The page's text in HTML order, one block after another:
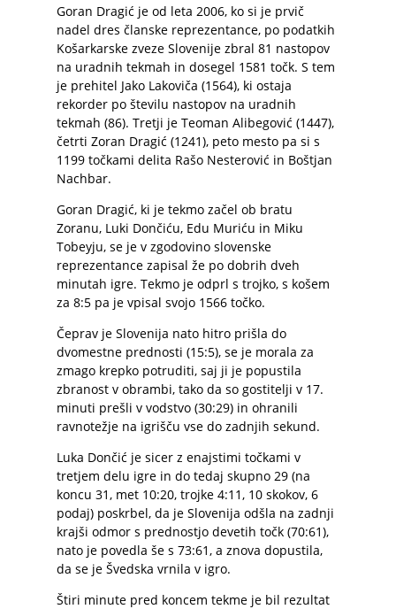
Goran Dragić je od leta 2006, ko si je prvič
nadel dres članske reprezentance, po podatkih
Košarkarske zveze Slovenije zbral 81 nastopov
na uradnih tekmah in dosegel 1581 točk. S tem
je prehitel Jako Lakoviča (1564), ki ostaja
rekorder po številu nastopov na uradnih
tekmah (86). Tretji je Teoman Alibegović (1447),
četrti Zoran Dragić (1241), peto mesto pa si s
1199 točkami delita Rašo Nesterović in Boštjan
Nachbar.
Goran Dragić, ki je tekmo začel ob bratu
Zoranu, Luki Dončiću, Edu Muriću in Miku
Tobeyju, se je v zgodovino slovenske
reprezentance zapisal že po dobrih dveh
minutah igre. Tekmo je odprl s trojko, s košem
za 8:5 pa je vpisal svojo 1566 točko.
Čeprav je Slovenija nato hitro prišla do
dvomestne prednosti (15:5), se je morala za
zmago krepko potruditi, saj ji je popustila
zbranost v obrambi, tako da so gostitelji v 17.
minuti prešli v vodstvo (30:29) in ohranili
ravnotežje na igrišču vse do zadnjih sekund.
Luka Dončić je sicer z enajstimi točkami v
tretjem delu igre in do tedaj skupno 29 (na
koncu 31, met 10:20, trojke 4:11, 10 skokov, 6
podaj) poskrbel, da je Slovenija odšla na zadnji
krajši odmor s prednostjo devetih točk (70:61),
nato je povedla še s 73:61, a znova dopustila,
da se je Švedska vrnila v igro.
Štiri minute pred koncem tekme je bil rezultat